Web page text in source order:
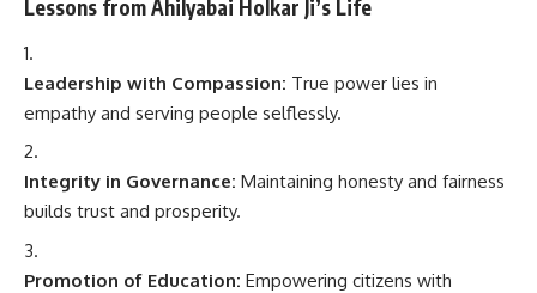
Lessons from Ahilyabai Holkar Ji’s Life
Leadership with Compassion: True power lies in
empathy and serving people selflessly.
Integrity in Governance: Maintaining honesty and fairness
builds trust and prosperity.
Promotion of Education: Empowering citizens with